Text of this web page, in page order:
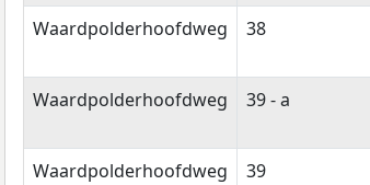
Waardpolderhoofdweg 38
Waardpolderhoofdweg 39 - a
Waardpolderhoofdweg 39